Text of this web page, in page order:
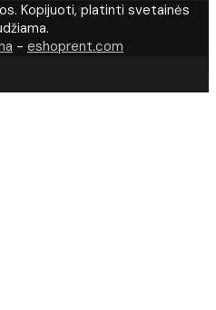
Kopijuoti, platinti svetainės
- eshoprent.com